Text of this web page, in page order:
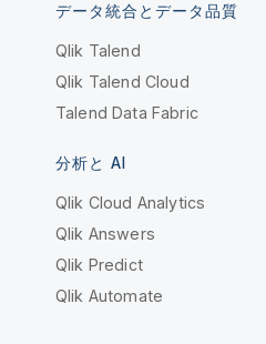
データ統合とデータ品質
Qlik Talend
Qlik Talend Cloud
Talend Data Fabric
分析と AI
Qlik Cloud Analytics
Qlik Answers
Qlik Predict
Qlik Automate